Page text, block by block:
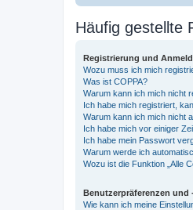
Häufig gestellte
Registrierung und
Wozu muss ich mich
Was ist COPPA?
Warum kann ich mich nicht
Ich habe mich registriert,
Warum kann ich mich nicht
Ich habe mich vor einiger
Ich habe mein Passwort
Warum werde ich
Wozu ist die Funktion „Alle
Benutzerpräferenzen und
Wie kann ich meine